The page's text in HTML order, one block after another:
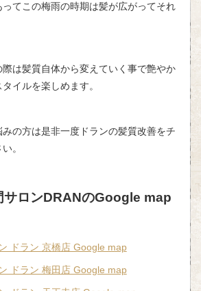
てこの梅雨の時期は髪が広がってそれ
は髪質自体から変えていく事で艶やか
イルを楽しめます。
の方は是非一度ドランの髪質改善をチ
。
サロンDRANのGoogle map
ドラン 京橋店 Google map
ドラン 梅田店 Google map